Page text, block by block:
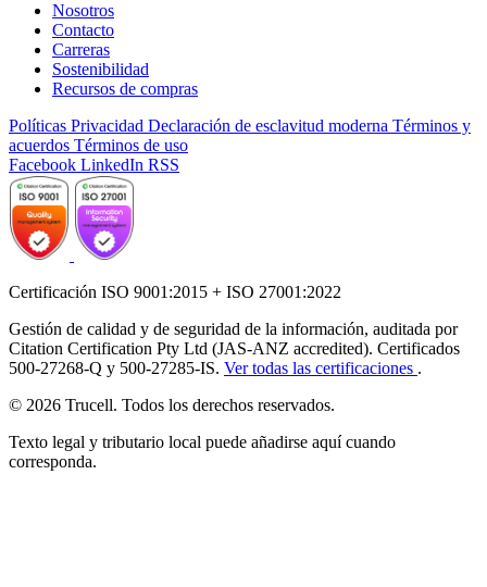
Nosotros
Contacto
Carreras
Sostenibilidad
Recursos de compras
Políticas Privacidad Declaración de esclavitud moderna Términos y
acuerdos Términos de uso
Facebook LinkedIn RSS
Certificación ISO 9001:2015 + ISO 27001:2022
Gestión de calidad y de seguridad de la información, auditada por
Citation Certification Pty Ltd (JAS-ANZ accredited). Certificados
500-27268-Q y 500-27285-IS. Ver todas las certificaciones .
© 2026 Trucell. Todos los derechos reservados.
Texto legal y tributario local puede añadirse aquí cuando
corresponda.